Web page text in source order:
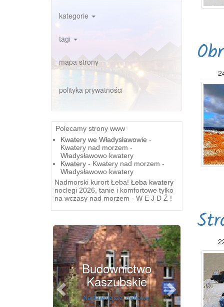
kategorie
tagi
mapa strony
polityka prywatności
Polecamy strony www
Kwatery we Władysławowie -
Kwatery nad morzem -
Władysławowo kwatery
Kwatery - Kwatery nad morzem -
Władysławowo kwatery
Nadmorski kurort Łeba! Łeba kwatery
noclegi 2026, tanie i komfortowe tylko
na wczasy nad morzem - W E J D Ź !
Budownictwo
Kaszubskie
Najdawniejsze, zrębowe,
Previous Next